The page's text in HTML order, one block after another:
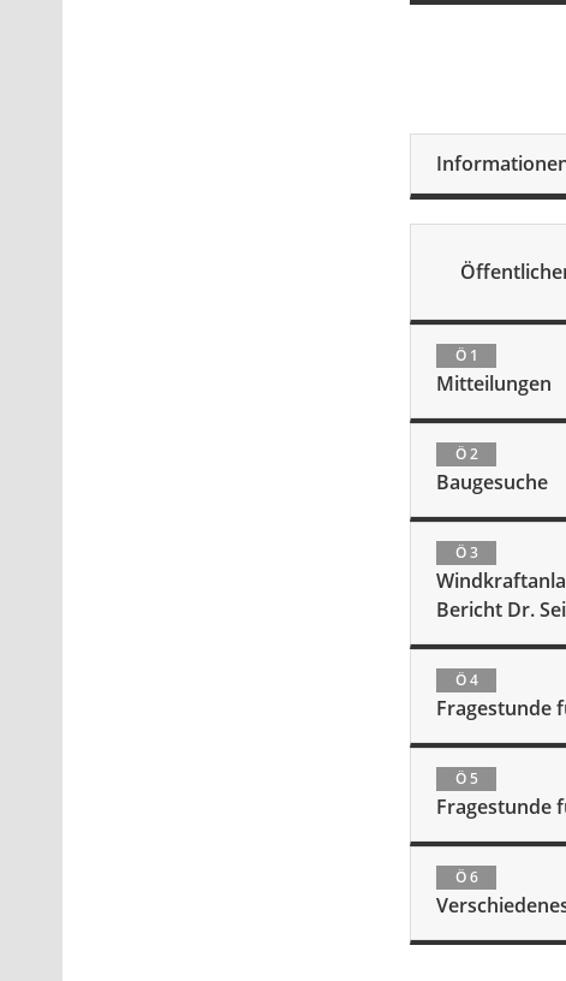
Ö 1
Mitteilungen
Ö 2
Baugesuche
Ö 3
Bericht Dr.
Ö 4
Fragestunde
Ö 5
Fragestunde
Ö 6